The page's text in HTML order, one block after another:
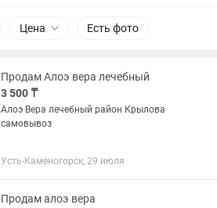
Цена Есть фото
Продам Алоэ вера лечебный
3 500 ₸
Алоэ Вера лечебный район Крылова
самовывоз
Усть-Каменогорск, 29 июля
Продам алоэ вера